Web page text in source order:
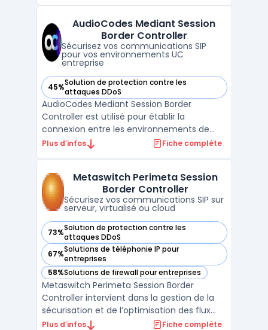
gestion, automatiser le load balancing ...
AudioCodes Mediant Session
Border Controller
Sécurisez vos communications SIP
pour vos environnements UC
entreprise
45%Solution de protection contre les
attaques DDoS
— voir AudioCodes Mediant Session Border Controller
AudioCodes Mediant Session Border
Controller est utilisé pour établir la
connexion entre les environnements de
communications unifiées et les services de
centres de contact et solutions de
téléphonie SIP ou PST ...
Plus d’infos Fiche complète
Metaswitch Perimeta Session
Border Controller
Sécurisez vos communications SIP sur
serveur, virtualisé ou cloud
73%Solution de protection contre les
attaques DDoS
— voir Metaswitch Perimeta Session Border Controller
67%Solutions de téléphonie IP pour
entreprises
— voir Metaswitch Perimeta Session Border Controller
58%Solutions de firewall pour entreprises
— voir Metaswitch Perimeta Session Border Controller
Metaswitch Perimeta Session Border
Controller intervient dans la gestion de la
sécurisation et de l’optimisation des flux
voix sur réseaux opérateurs et entreprises.
Plus d’infos Fiche complète